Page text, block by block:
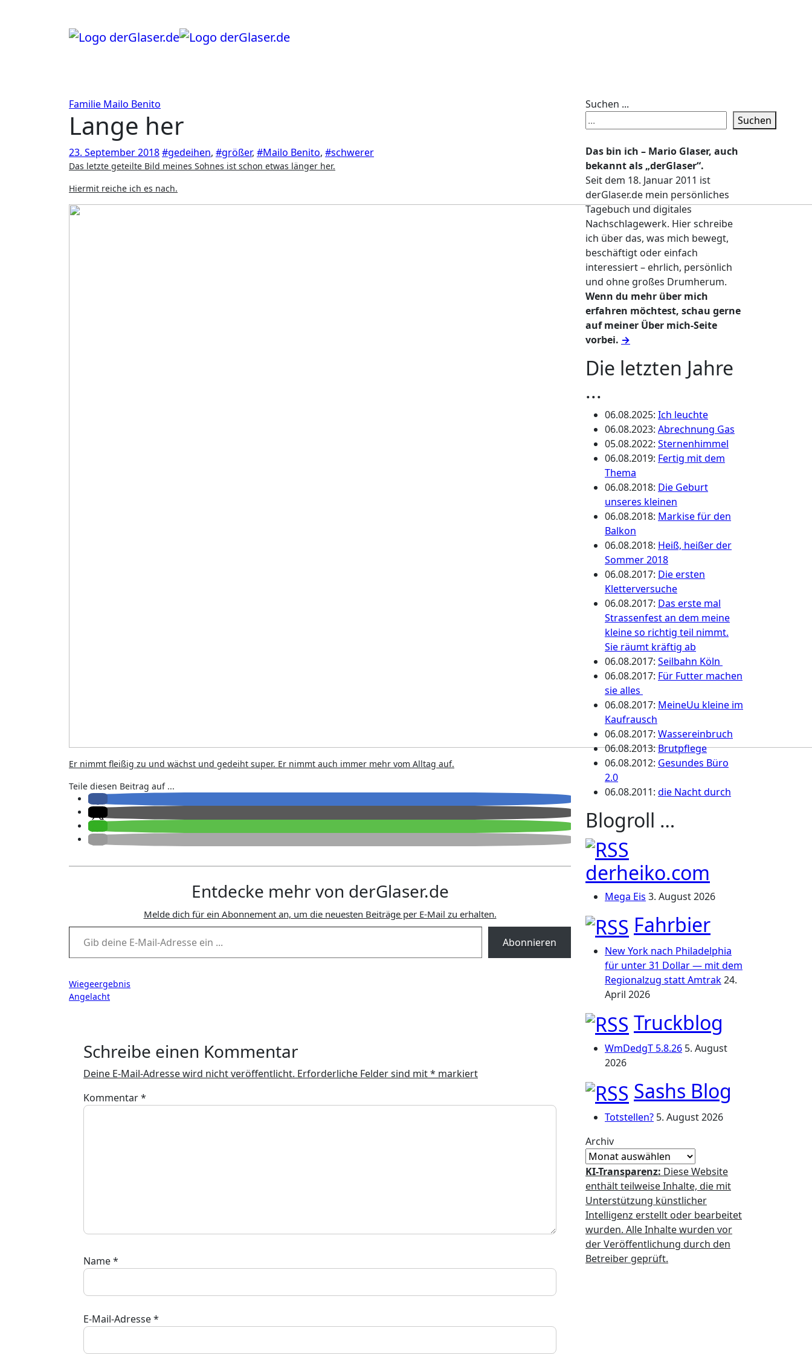
Familie Mailo Benito
Lange her
23. September 2018#gedeihen, #größer, #Mailo Benito, #schwerer
Das letzte geteilte Bild meines Sohnes ist schon etwas länger her.
Hiermit reiche ich es nach.
Er nimmt fleißig zu und wächst und gedeiht super. Er nimmt auch immer mehr vom Alltag auf.
Teile diesen Beitrag auf ...
Entdecke mehr von derGlaser.de
Melde dich für ein Abonnement an, um die neuesten Beiträge per E-Mail zu erhalten.
Gib deine E-Mail-Adresse ein ...
Abonnieren
Beitragsnavigation
Wiegeergebnis
Angelacht
Schreibe einen Kommentar
Deine E-Mail-Adresse wird nicht veröffentlicht. Erforderliche Felder sind mit* markiert
Kommentar*
Name*
E-Mail-Adresse*
Suchen ...
Suchen
Das bin ich – Mario Glaser, auch
bekannt als „derGlaser“.
Seit dem 18. Januar 2011 ist
derGlaser.de mein persönliches
Tagebuch und digitales
Nachschlagewerk. Hier schreibe
ich über das, was mich bewegt,
beschäftigt oder einfach
interessiert – ehrlich, persönlich
und ohne großes Drumherum.
Wenn du mehr über mich
erfahren möchtest, schau gerne
auf meiner Über mich-Seite
vorbei. →
Die letzten Jahre
...
06.08.2025: Ich leuchte
06.08.2023: Abrechnung Gas
05.08.2022: Sternenhimmel
06.08.2019: Fertig mit dem
Thema
06.08.2018: Die Geburt
unseres kleinen
06.08.2018: Markise für den
Balkon
06.08.2018: Heiß, heißer der
Sommer 2018
06.08.2017: Die ersten
Kletterversuche
06.08.2017: Das erste mal
Strassenfest an dem meine
kleine so richtig teil nimmt.
Sie räumt kräftig ab
06.08.2017: Seilbahn Köln
06.08.2017: Für Futter machen
sie alles
06.08.2017: MeineUu kleine im
Kaufrausch
06.08.2017: Wassereinbruch
06.08.2013:Brutpflege
06.08.2012: Gesundes Büro
2.0
06.08.2011: die Nacht durch
Blogroll …
derheiko.com
Mega Eis 3. August 2026
Fahrbier
New York nach Philadelphia
für unter 31 Dollar — mit dem
Regionalzug statt Amtrak24.
April 2026
Truckblog
WmDedgT 5.8.26 5. August
2026
Sashs Blog
Totstellen? 5. August 2026
Archiv
KI-Transparenz: Diese Website
enthält teilweise Inhalte, die mit
Unterstützung künstlicher
Intelligenz erstellt oder bearbeitet
wurden. Alle Inhalte wurden vor
der Veröffentlichung durch den
Betreiber geprüft.